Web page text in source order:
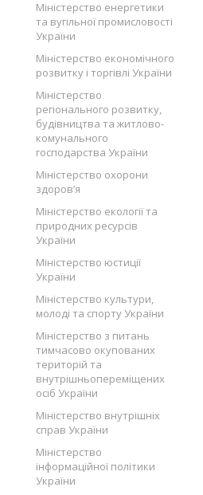
Міністерство енергетики
та вугільної промисловості
України
Міністерство економічного
розвитку і торгівлі України
Міністерство
регіонального розвитку,
будівництва та житлово-
комунального
господарства України
Міністерство охорони
здоров’я
Міністерство екології та
природних ресурсів
України
Міністерство юстиції
України
Міністерство культури,
молоді та спорту України
Міністерство з питань
тимчасово окупованих
територій та
внутрішньопереміщених
осіб України
Міністерство внутрішніх
справ України
Міністерство
інформаційної політики
України